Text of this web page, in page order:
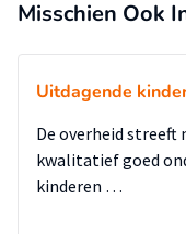
Misschien Ook
Uitdagende
De overheid streeft
kwalitatief goed
kinderen …